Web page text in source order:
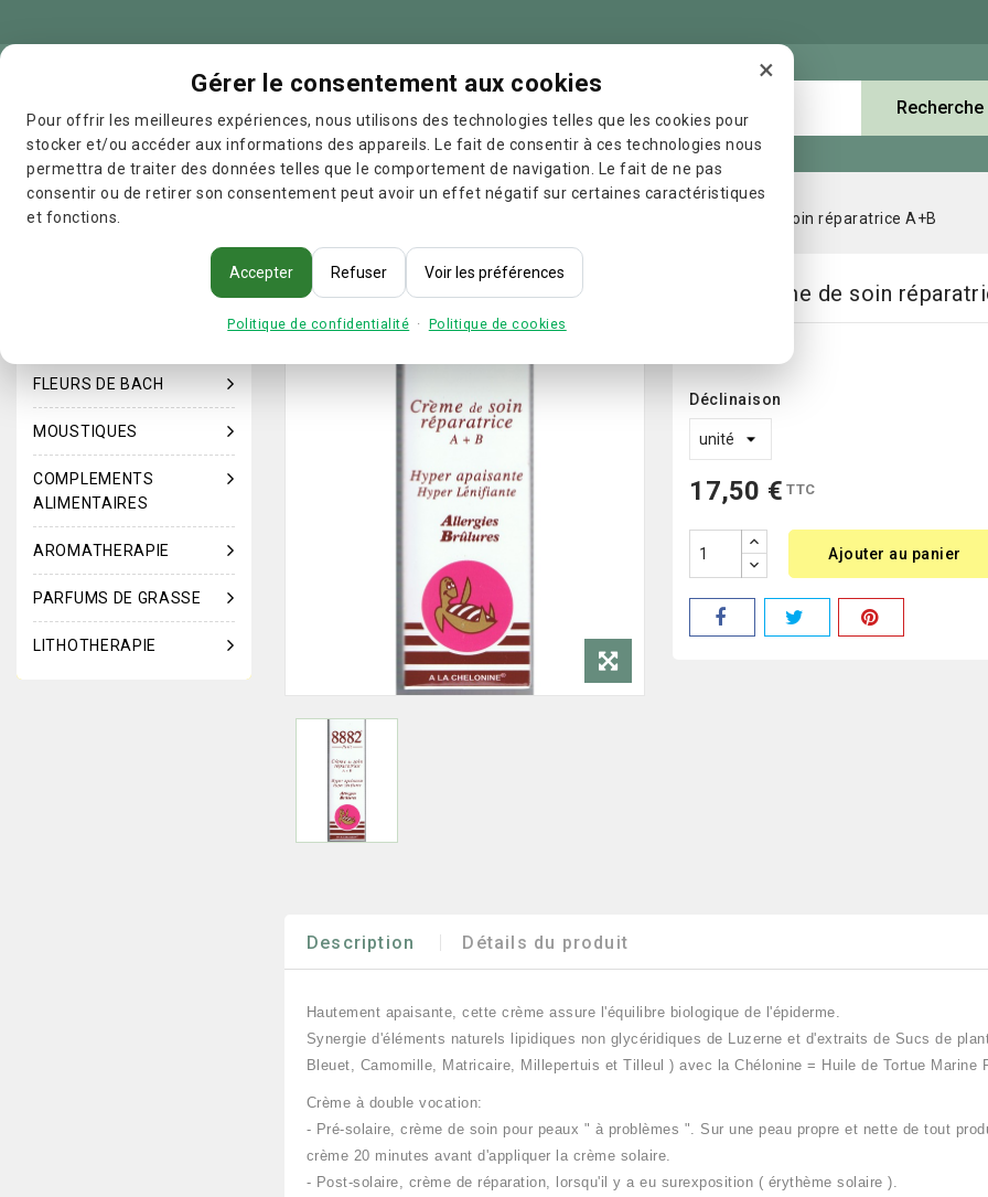
×
Gérer le consentement aux cookies
Pour offrir les meilleures expériences, nous utilisons des technologies telles que les cookies pour
stocker et/ou accéder aux informations des appareils. Le fait de consentir à ces technologies nous
permettra de traiter des données telles que le comportement de navigation. Le fait de ne pas
consentir ou de retirer son consentement peut avoir un effet négatif sur certaines caractéristiques
et fonctions.
Accepter Refuser Voir les préférences
Politique de confidentialité · Politique de cookies
Recherche
FLEURS DE BACH
MOUSTIQUES
COMPLEMENTS
ALIMENTAIRES
AROMATHERAPIE
PARFUMS DE GRASSE
LITHOTHERAPIE
8882 crème de soin réparatrice A+B
8882 crème de soin
Déclinaison
17,50 € TTC
Ajouter au panier
Description Détails du produit
Hautement apaisante, cette crème assure l'équilibre biologique de l'épiderme.
Synergie d'éléments naturels lipidiques non glycéridiques de Luzerne et d'extraits de Sucs de
Bleuet, Camomille, Matricaire, Millepertuis et Tilleul ) avec la Chélonine = Huile de Tortue Marine
Crème à double vocation:
- Pré-solaire, crème de soin pour peaux " à problèmes ". Sur une peau propre et nette de tout
crème 20 minutes avant d'appliquer la crème solaire.
- Post-solaire, crème de réparation, lorsqu'il y a eu surexposition ( érythème solaire ).